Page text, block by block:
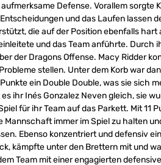
Defense. Vorallem sorgte
und das Laufen lassen
die auf der Position ebenfalls
und das Team anführte. Durch
der Dragons Offense. Macy Ridder
stellen. Unter dem Korb war
ein Double Double, was sie sich
ihr Inés Gonzalez Neven gleich, sie
für ihr Team auf das Parkett. Mit 11
immer im Spiel zu halten
Ebenso konzentriert und defensiv
kämpfte unter den Brettern mit und
Team mit einer engagierten